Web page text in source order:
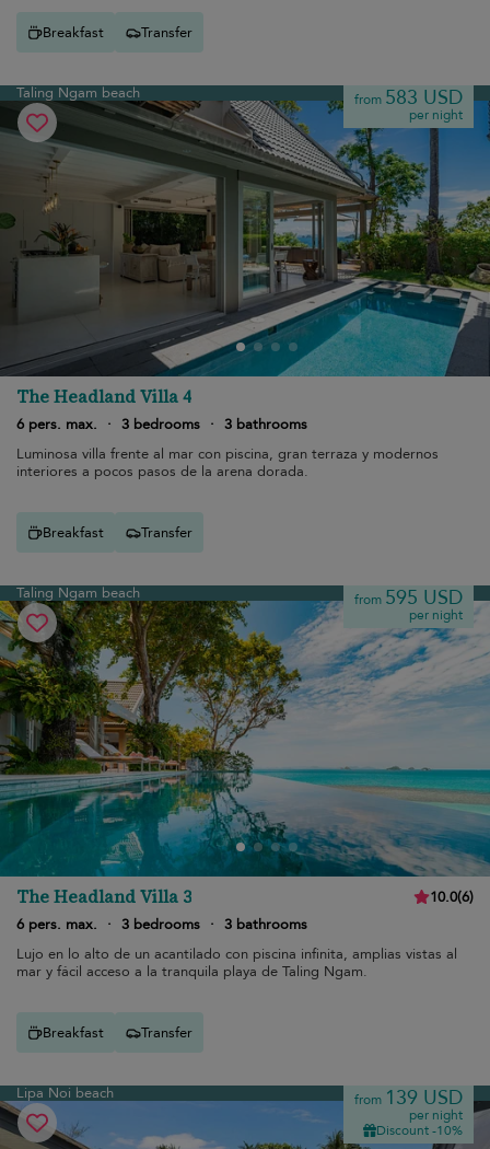
Breakfast Transfer
Taling Ngam beach from 583 USD
per night
The Headland Villa 4
6 pers. max. · 3 bedrooms · 3 bathrooms
Luminosa villa frente al mar con piscina, gran terraza y modernos
interiores a pocos pasos de la arena dorada.
Breakfast Transfer
Taling Ngam beach from 595 USD
per night
The Headland Villa 3 10.0(6)
6 pers. max.
· 3 bedrooms · 3 bathrooms
Lujo en lo alto de un acantilado con piscina infinita, amplias vistas al
mar y fácil acceso a la tranquila playa de Taling Ngam.
Breakfast Transfer
Lipa Noi beach from 139 USD
per night
Discount -10%